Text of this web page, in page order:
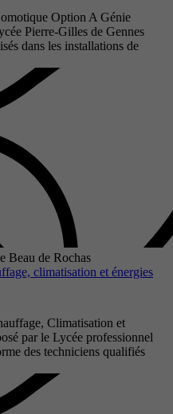
Option A Génie
Pierre-Gilles de Gennes
dans les installations de
Beau de Rochas
climatisation et énergies
Climatisation et
par le Lycée professionnel
des techniciens qualifiés